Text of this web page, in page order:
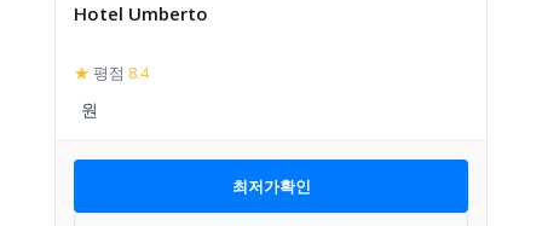
Hotel Umberto
★ 평점 8.4
최저가확인